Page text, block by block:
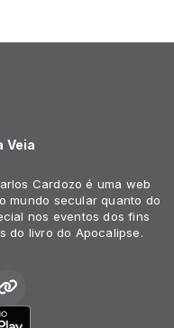
Veia
Cardozo é uma web
mundo secular quanto do
nos eventos dos fins
do livro do Apocalipse.